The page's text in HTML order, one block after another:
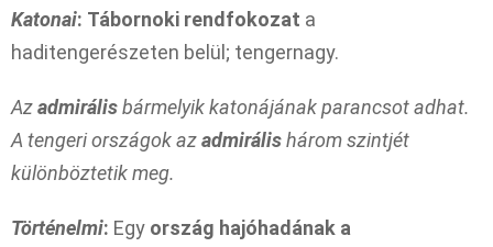
Katonai: Tábornoki rendfokozat a
haditengerészeten belül; tengernagy.
Azadmirálisbármelyik katonájának parancsot adhat.
A tengeri országok azadmirálishárom szintjét
különböztetik meg.
Történelmi: Egy ország hajóhadának a